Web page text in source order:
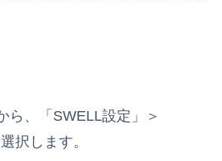
ら、「SWELL設定」＞
択します。